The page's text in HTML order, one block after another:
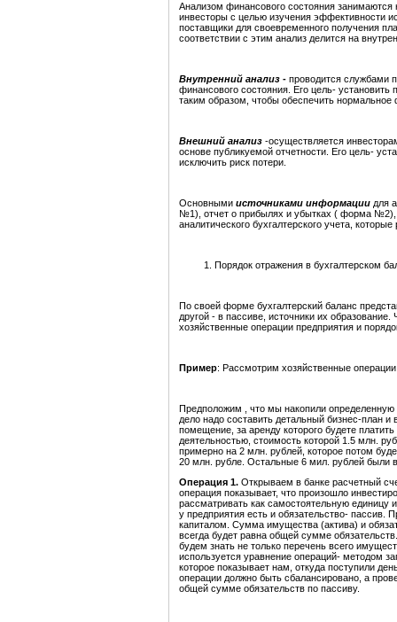
Анализом финансового состояния занимаются
инвесторы с целью изучения эффективности
поставщики для своевременного получения
соответствии с этим анализ делится на
Внутренний анализ - проводится службами
финансового состояния. Его цель-
таким образом, чтобы обеспечить
Внешний анализ -осуществляется
основе публикуемой отчетности. Его цель-
исключить риск потери.
Основными источниками информации для
№1), отчет о прибылях и убытках ( форма №2),
аналитического бухгалтерского учета,
Порядок отражения в бухгалтерском
По своей форме бухгалтерский баланс
другой - в пассиве, источники их
хозяйственные операции предприятия и
Пример: Рассмотрим хозяйственные
Предположим , что мы накопили
дело надо составить детальный бизнес-план
помещение, за аренду которого будете
деятельностью, стоимость которой 1.5 млн.
примерно на 2 млн. рублей, которое потом
20 млн. рубле. Остальные 6 мил. рублей были
Операция 1. Открываем в банке расчетный
операция показывает, что произошло
рассматривать как самостоятельную единицу
у предприятия есть и обязательство-
капиталом. Сумма имущества (актива) и
всегда будет равна общей сумме
будем знать не только перечень всего
используется уравнение операций- методом
которое показывает нам, откуда поступили
операции должно быть сбалансировано, а
общей сумме обязательств по пассиву.